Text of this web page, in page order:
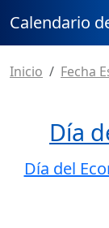
Calendario
Inicio Fecha
Día
Día del